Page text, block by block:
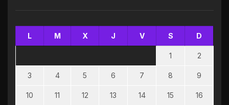
L M X J V S D
1 2
3 4 5 6 7 8 9
10 11 12 13 14 15 16